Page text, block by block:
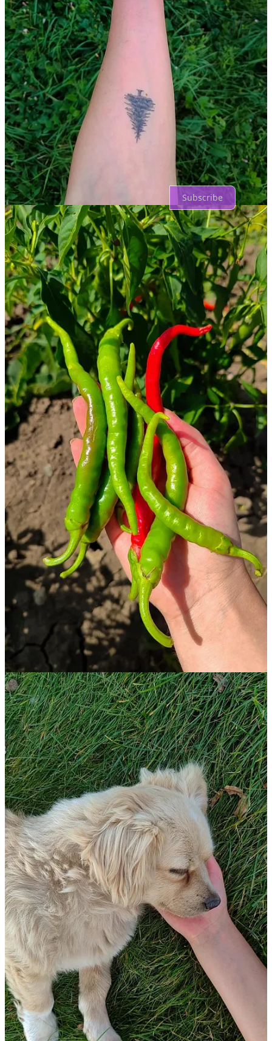
Discussion about this post
Comments Restacks
Top Latest Discussions
No posts
Ready for more?
Subscribe
© 2026 Izabella Lukács·Privacy∙ Terms∙Collection notice
Start your Substack
Get the app
Substackis the home for great culture